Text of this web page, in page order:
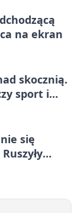
na ekran
skocznią.
sport i
się